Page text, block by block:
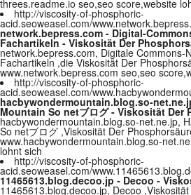
threes.readme.io seo,seo score,website
http://viscosity-of-phosphoric-
acid.seoweasel.com/
network.bepress.com - Digital-
Fachartikeln - Viskosität Der
network.bepress.com, Digitale Commons-
Fachartikeln ,die Viskosität Der
www.network.bepress.com seo,seo
http://viscosity-of-phosphoric-
acid.seoweasel.com/
hacbywondermountain.blog.so-
Mountain So netブログ - Viskosität Der
hacbywondermountain.blog.so-net.ne.jp,
So netブログ ,Viskosität Der
www.hacbywondermountain.blog.so-
lohnt sich
http://viscosity-of-phosphoric-
acid.seoweasel.com/
11465613.blog.decoo.jp - Decoo -
11465613.blog.decoo.jp, Decoo